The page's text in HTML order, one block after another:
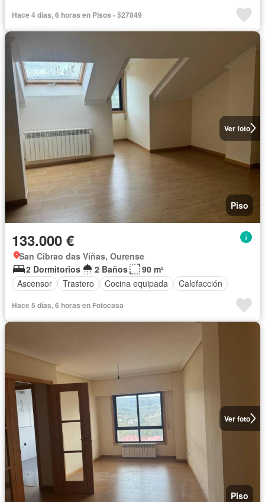
Hace 4 días, 6 horas en Pisos - 527849
Ver foto
Piso
133.000 €
San Cibrao das Viñas, Ourense
2 Dormitorios
2 Baños
90 m²
Ascensor
Trastero Cocina equipada Calefacción
Hace 5 días, 6 horas en Fotocasa
Ver foto
Piso